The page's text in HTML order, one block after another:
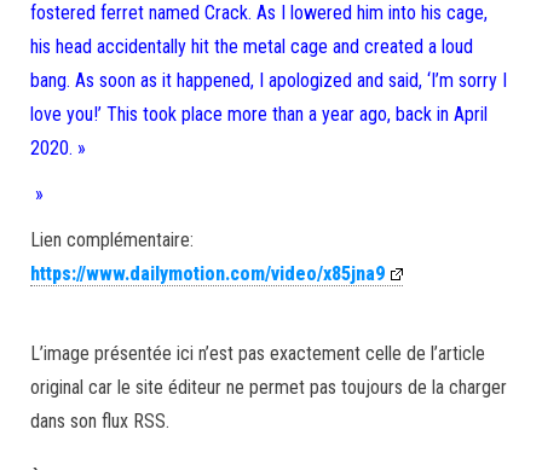
fostered ferret named Crack. As I lowered him into his cage,
his head accidentally hit the metal cage and created a loud
bang. As soon as it happened, I apologized and said, ‘I’m sorry I
love you!’ This took place more than a year ago, back in April
2020. »
»
Lien complémentaire:
https://www.dailymotion.com/video/x85jna9
L’image présentée ici n’est pas exactement celle de l’article
original car le site éditeur ne permet pas toujours de la charger
dans son flux RSS.